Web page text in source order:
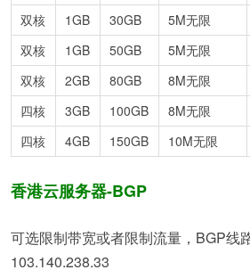
双核
1GB 30GB 5M无限
双核
1GB 50GB 5M无限
双核
2GB 80GB 8M无限
四核
3GB 100GB 8M无限
四核
4GB 150GB 10M无限
香港云服务器-BGP
可选限制带宽或者限制流量，BGP线
103.140.238.33